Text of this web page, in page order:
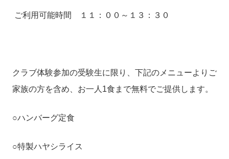
ご利用可能時間 １１：００～１３：３０
クラブ体験参加の受験生に限り、下記のメニューよりご
家族の方を含め、お一人1食まで無料でご提供します。
○ハンバーグ定食
○特製ハヤシライス